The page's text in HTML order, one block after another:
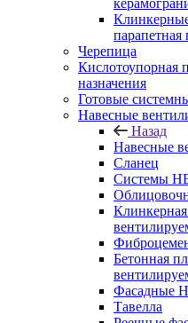
парапетная
Черепица
Кислотоупорная
назначения
Готовые
Навесные
Назад
Навесные
Сланец
Системы
Бетонная
Фасадные
Тавелла